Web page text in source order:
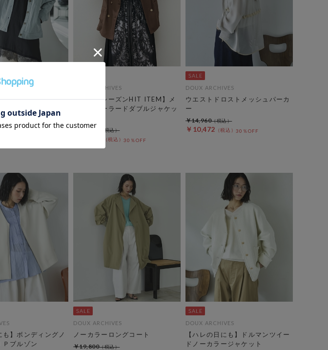
ージャケット
50％OFF
DOUX ARCHIVES
【ロングシーズンHIT ITEM】メ
ッシュテーラードダブルジャケッ
30％OFF
￥15,950
DOUX ARCHIVES
ウエストドロストメッシュパーカ
ー
￥10,472 30％OFF
￥14,960
も】ボンディングノ
Ｐブルゾン
DOUX ARCHIVES
ノーカラーロングコート
￥19,800
DOUX ARCHIVES
【ハレの日にも】ドルマンツイー
ドノーカラージャケット